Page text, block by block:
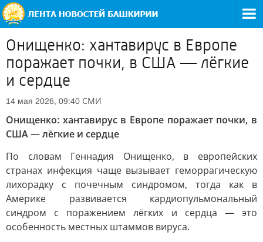
Онищенко: хантавирус в Европе
поражает почки, в США — лёгкие
и сердце
14 мая 2026, 09:40 СМИ
Онищенко: хантавирус в Европе поражает почки, в
США — лёгкие и сердце
По словам Геннадия Онищенко, в европейских
странах инфекция чаще вызывает геморрагическую
лихорадку с почечным синдромом, тогда как в
Америке развивается кардиопульмональный
синдром с поражением лёгких и сердца — это
особенность местных штаммов вируса.